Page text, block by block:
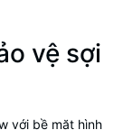
vệ sợi
với bề mặt hình